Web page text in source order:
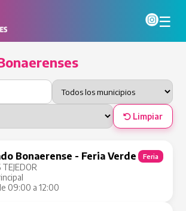
☰
Limpiar
Bonaerense - Feria Verde
TEJEDOR
09:00 a 12:00
Feria